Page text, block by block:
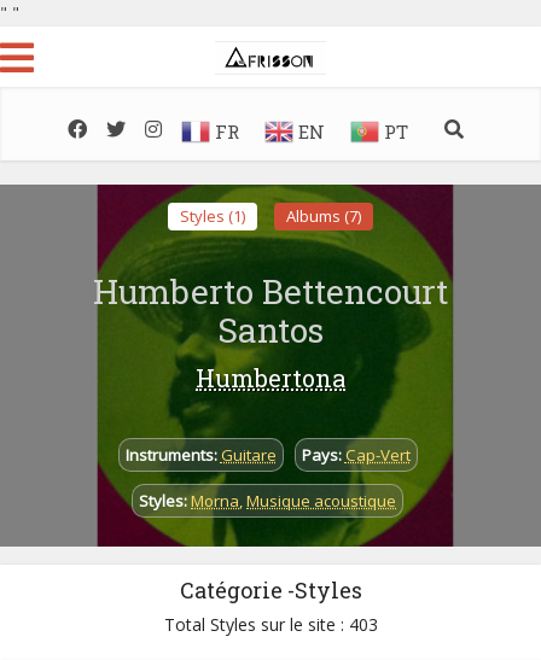
" "
FR EN PT
Styles (1) Albums (7)
Humberto Bettencourt
Santos
Humbertona
Instruments:Guitare Pays:Cap-Vert
Styles:Morna,Musique acoustique
Catégorie -Styles
Total Styles sur le site : 403